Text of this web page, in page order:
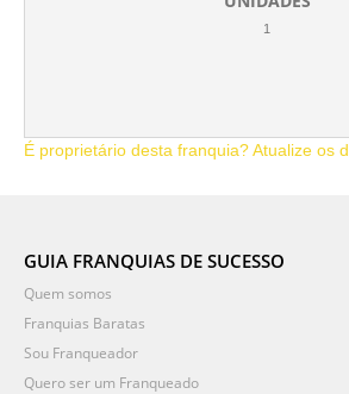
1
É proprietário desta franquia? Atualize os
GUIA FRANQUIAS DE SUCESSO
Quem somos
Franquias Baratas
Sou Franqueador
Quero ser um Franqueado